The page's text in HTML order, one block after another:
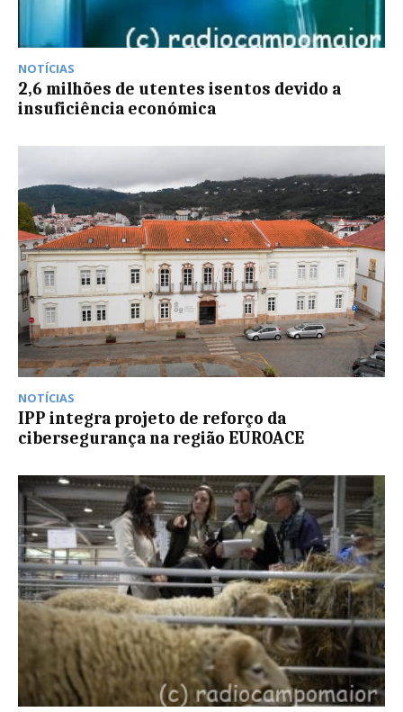
NOTÍCIAS
2,6 milhões de utentes isentos devido a
insuficiência económica
NOTÍCIAS
IPP integra projeto de reforço da
cibersegurança na região EUROACE